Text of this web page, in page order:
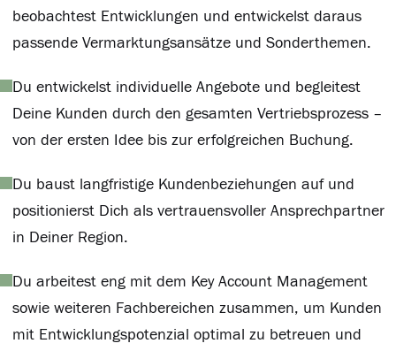
beobachtest Entwicklungen und entwickelst daraus
passende Vermarktungsansätze und Sonderthemen.
Du entwickelst individuelle Angebote und begleitest
Deine Kunden durch den gesamten Vertriebsprozess –
von der ersten Idee bis zur erfolgreichen Buchung.
Du baust langfristige Kundenbeziehungen auf und
positionierst Dich als vertrauensvoller Ansprechpartner
in Deiner Region.
Du arbeitest eng mit dem Key Account Management
sowie weiteren Fachbereichen zusammen, um Kunden
mit Entwicklungspotenzial optimal zu betreuen und